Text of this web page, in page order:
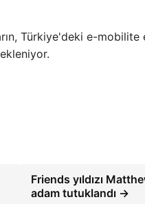
Türkiye'deki e-
Friends yıldızı
adam tutuklandı →